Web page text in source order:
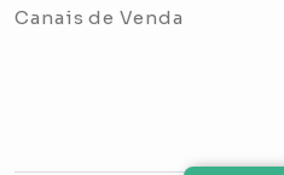
Canais de Venda